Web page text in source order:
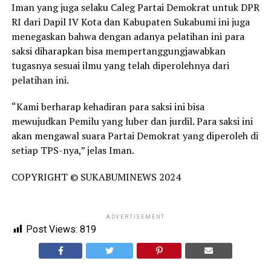
Iman yang juga selaku Caleg Partai Demokrat untuk DPR
RI dari Dapil IV Kota dan Kabupaten Sukabumi ini juga
menegaskan bahwa dengan adanya pelatihan ini para
saksi diharapkan bisa mempertanggungjawabkan
tugasnya sesuai ilmu yang telah diperolehnya dari
pelatihan ini.
“Kami berharap kehadiran para saksi ini bisa
mewujudkan Pemilu yang luber dan jurdil. Para saksi ini
akan mengawal suara Partai Demokrat yang diperoleh di
setiap TPS-nya,” jelas Iman.
COPYRIGHT © SUKABUMINEWS 2024
ADVERTISEMENT
Post Views: 819